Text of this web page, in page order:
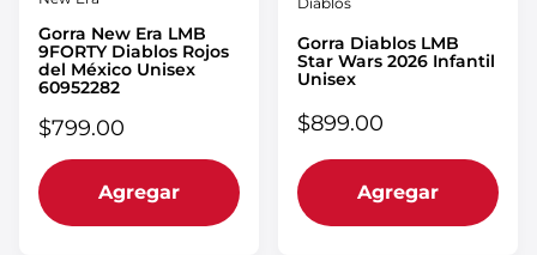
Gorra New Era LMB
9FORTY Diablos Rojos
del México Unisex
60952282
$799.00
Agregar
Gorra Diablos LMB
Star Wars 2026 Infantil
Unisex
$899.00
Agregar